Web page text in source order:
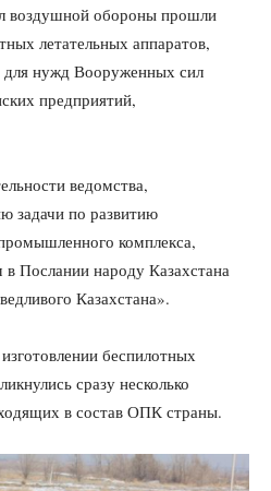
воздушной обороны прошли
летательных аппаратов,
для нужд Вооруженных сил
предприятий,
ведомства,
задачи по развитию
комплекса,
Послании народу Казахстана
Казахстана».
беспилотных
сразу несколько
в состав ОПК страны.